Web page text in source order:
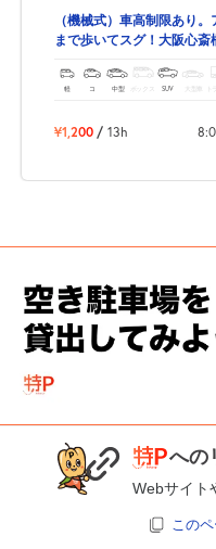
（機械式）車高制限あり
まで歩いてスグ！大阪心斎
軽 コ 中型 ボックス SUV 大型車 ト
¥1,200 / 13h
への
Webサイト
この